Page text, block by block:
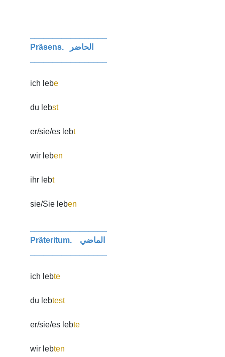
ich lebe
du lebst
er/sie/es lebt
wir leben
ihr lebt
sie/Sie leben
ich lebte
du lebtest
er/sie/es lebte
wir lebten